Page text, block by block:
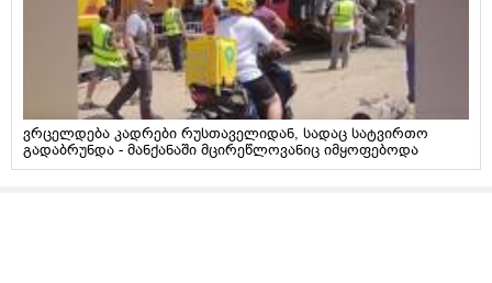
ვრცელდება კადრები რუსთაველიდან, სადაც სატვირთო
გადაბრუნდა - მანქანაში მცირეწლოვანიც იმყოფებოდა